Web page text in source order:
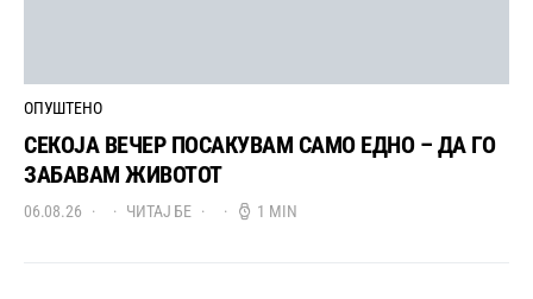
ОПУШТЕНО
СЕКОЈА ВЕЧЕР ПОСАКУВАМ САМО ЕДНО – ДА ГО
ЗАБАВАМ ЖИВОТОТ
06.08.26 ЧИТАЈ БЕ 1 MIN